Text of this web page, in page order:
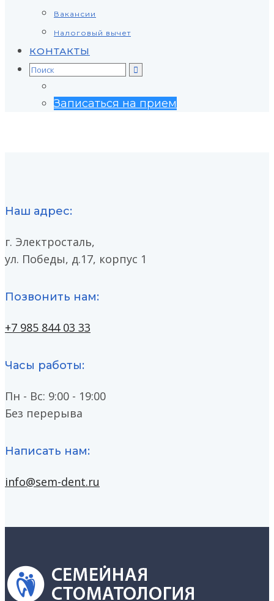
Вакансии
Налоговый вычет
КОНТАКТЫ
Search
for:
Записаться на прием
Наш адрес:
г. Электросталь,
ул. Победы, д.17, корпус 1
Позвонить нам:
+7 985 844 03 33
Часы работы:
Пн - Вс: 9:00 - 19:00
Без перерыва
Написать нам:
info@sem-dent.ru